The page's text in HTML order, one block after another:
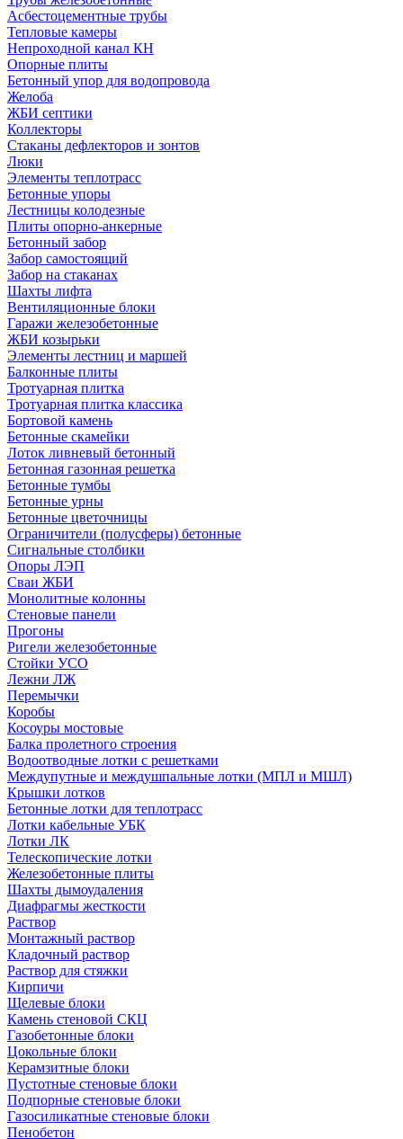
Асбестоцементные трубы
Тепловые камеры
Непроходной канал КН
Опорные плиты
Бетонный упор для водопровода
Желоба
ЖБИ септики
Коллекторы
Стаканы дефлекторов и зонтов
Люки
Элементы теплотрасс
Бетонные упоры
Лестницы колодезные
Плиты опорно-анкерные
Бетонный забор
Забор самостоящий
Забор на стаканах
Шахты лифта
Вентиляционные блоки
Гаражи железобетонные
ЖБИ козырьки
Элементы лестниц и маршей
Балконные плиты
Тротуарная плитка
Тротуарная плитка классика
Бортовой камень
Бетонные скамейки
Лоток ливневый бетонный
Бетонная газонная решетка
Бетонные тумбы
Бетонные урны
Бетонные цветочницы
Ограничители (полусферы) бетонные
Сигнальные столбики
Опоры ЛЭП
Сваи ЖБИ
Монолитные колонны
Стеновые панели
Прогоны
Ригели железобетонные
Стойки УСО
Лежни ЛЖ
Перемычки
Коробы
Косоуры мостовые
Балка пролетного строения
Водоотводные лотки с решетками
Междупутные и междушпальные лотки (МПЛ и МШЛ)
Крышки лотков
Бетонные лотки для теплотрасс
Лотки кабельные УБК
Лотки ЛК
Телескопические лотки
Железобетонные плиты
Шахты дымоудаления
Диафрагмы жесткости
Раствор
Монтажный раствор
Кладочный раствор
Раствор для стяжки
Кирпичи
Щелевые блоки
Камень стеновой СКЦ
Газобетонные блоки
Цокольные блоки
Керамзитные блоки
Пустотные стеновые блоки
Подпорные стеновые блоки
Газосиликатные стеновые блоки
Пенобетон